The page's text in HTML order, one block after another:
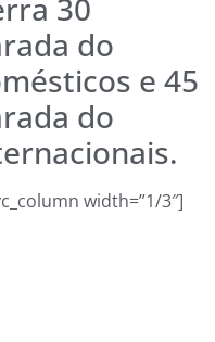
30
do
e 45
do
width=”1/3″]